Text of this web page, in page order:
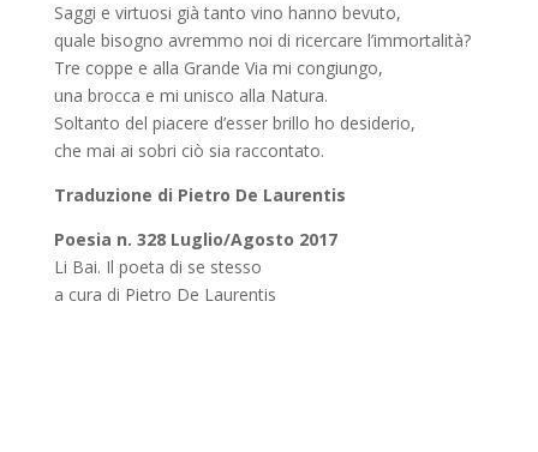
Saggi e virtuosi già tanto vino hanno bevuto,
quale bisogno avremmo noi di ricercare l’immortalità?
Tre coppe e alla Grande Via mi congiungo,
una brocca e mi unisco alla Natura.
Soltanto del piacere d’esser brillo ho desiderio,
che mai ai sobri ciò sia raccontato.
Traduzione di Pietro De Laurentis
Poesia n. 328 Luglio/Agosto 2017
Li Bai. Il poeta di se stesso
a cura di Pietro De Laurentis